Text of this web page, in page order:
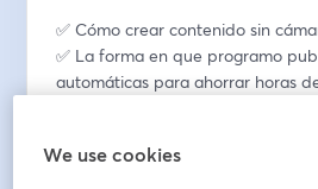
✅ Cómo crear contenido sin
✅ La forma en que programo
automáticas para ahorrar horas
We use cookies